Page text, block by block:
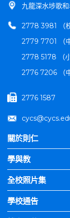
九龍深水埗歌
2778 3981 （
2779 7701 （
2778 5178 （
2776 7206 （
2776 1587
關於則仁
學與教
全校照片集
學校通告